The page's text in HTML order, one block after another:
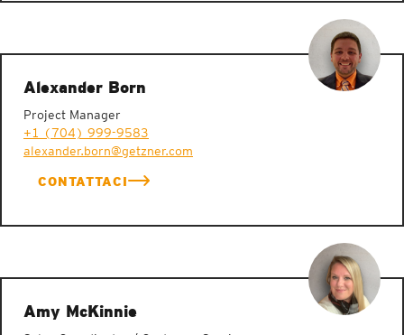
SCOPRI DI PIÙ
SCOPRI DI PIÙ
Alexander Born
Project Manager
+1 (704) 999-9583
alexander.born@getzner.com
CONTATTACI
Amy McKinnie